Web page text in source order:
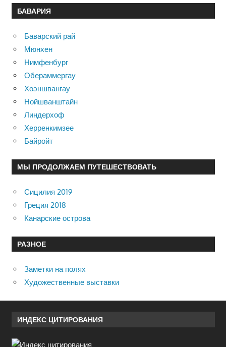
БАВАРИЯ
Баварский рай
Мюнхен
Нимфенбург
Обераммергау
Хоэншвангау
Нойшванштайн
Линдерхоф
Херренкимзее
Байройт
МЫ ПРОДОЛЖАЕМ ПУТЕШЕСТВОВАТЬ
Сицилия 2019
Греция 2018
Канарские острова
РАЗНОЕ
Заметки на полях
Художественные выставки
ИНДЕКС ЦИТИРОВАНИЯ